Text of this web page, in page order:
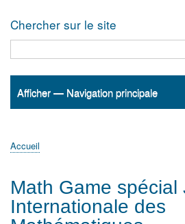
Chercher sur le site
Navigation
Afficher — Navigation principale
Accueil
ActualitésMATh.en.JEANS ?
Régions et Ateliers
Créer, gérer un atelier
Sujets/Publications
Congrès
d'Ariane
Accueil
Math Game spécial
Internationale des